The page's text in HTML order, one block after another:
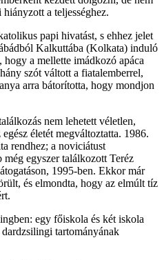
a teljességhez.
papi hivatást, s ehhez jelet
Kalkuttába (Kolkata) induló
hogy a mellette imádkozó apáca
szót váltott a fiatalemberrel,
arra bátorította, hogy mondjon
nem lehetett véletlen,
életét megváltoztatta. 1986.
rendhez; a noviciátust
egyszer találkozott Teréz
1995-ben. Ekkor már
és elmondta, hogy az elmúlt tíz
egy főiskola és két iskola
tartományának